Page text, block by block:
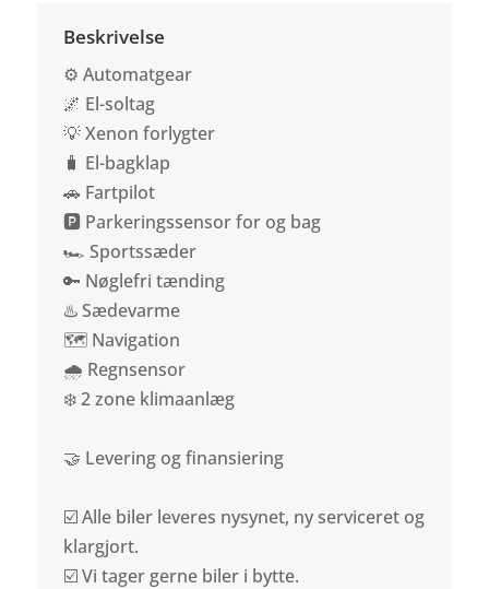
Beskrivelse
⚙️ Automatgear
🌌 El-soltag
💡 Xenon forlygter
🧳 El-bagklap
🚗 Fartpilot
🅿️ Parkeringssensor for og bag
🏎️ Sportssæder
🔑 Nøglefri tænding
♨️ Sædevarme
🗺️ Navigation
🌧️ Regnsensor
❄️ 2 zone klimaanlæg
🤝 Levering og finansiering
☑️ Alle biler leveres nysynet, ny serviceret og
klargjort.
☑️ Vi tager gerne biler i bytte.